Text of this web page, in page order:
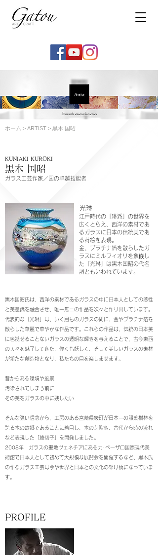
ホーム > ARTIST > 黒木 国昭
黒木 国昭
KUNIAKI KUROKI
ガラス工芸作家／国の卓越技能者
光琳
江戸時代の「琳派」の世界を
広くとらえ、西洋の素材であ
るガラスに日本の伝統美であ
る蒔絵を表現。
金、プラチナ箔を散らしたガ
ラスにミルフィオリを象嵌し
た「光琳」は黒木国昭の代名
詞ともいわれています。
黒木国昭氏は、西洋の素材であるガラスの中に日本人としての感性
と美意識を融合させ、唯一無二の作品を次々と作り出しています。
代表的な「光琳」は、いく層ものガラスの間に、金やプラチナ箔を
散らした華麗で華やかな作品です。これらの作品は、伝統の日本美
に色褪せることないガラスの透明な輝きを与えることで、古今東西
の人々を魅了してきた、儚くも妖しく、そして美しいガラスの素材
が新たな創造物となり、私たちの目を楽しませます。
昔からある環境や風景
汚染されてしまう前に
その美をガラスの中に残したい
そんな強い信念から、工房のある宮崎県綾町が日本一の照葉樹林を
誇る木の故郷であることに着目し、木の芽吹き、古代から時の流れ
など表現した「綾切子」を開発しました。
2008年 ガラスの聖地ヴェネチアにあるカ･ペーザロ国際現代美
術館で日本人として初めて大規模な展覧会を開催するなど、黒木氏
の作るガラス工芸は今や世界と日本との文化の架け橋になっていま
す。
PROFILE